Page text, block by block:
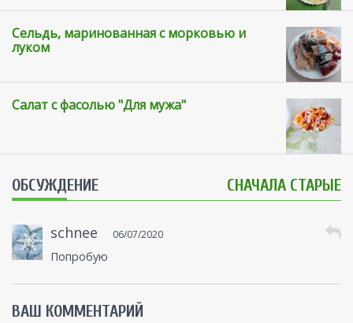
Сельдь, маринованная с морковью и
луком
Салат с фасолью "Для мужа"
ОБСУЖДЕНИЕ СНАЧАЛА СТАРЫЕ
schnee 06/07/2020
Попробую
ВАШ КОММЕНТАРИЙ